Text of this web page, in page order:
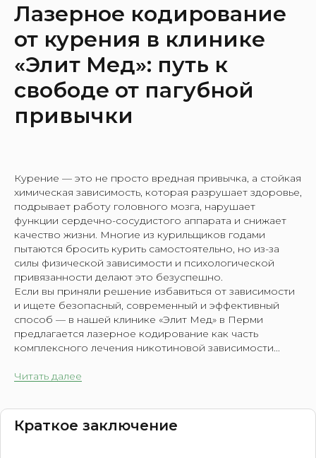
Лазерное кодирование
от курения в клинике
«Элит Мед»: путь к
свободе от пагубной
привычки
Курение — это не просто вредная привычка, а стойкая
химическая зависимость, которая разрушает здоровье,
подрывает работу головного мозга, нарушает
функции сердечно-сосудистого аппарата и снижает
качество жизни. Многие из курильщиков годами
пытаются бросить курить самостоятельно, но из-за
силы физической зависимости и психологической
привязанности делают это безуспешно.
Если вы приняли решение избавиться от зависимости
и ищете безопасный, современный и эффективный
способ — в нашей клинике «Элит Мед» в Перми
предлагается лазерное кодирование как часть
комплексного лечения никотиновой зависимости...
Читать далее
Краткое заключение